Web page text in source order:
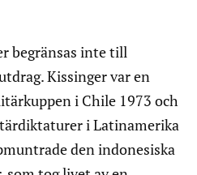
begränsas inte till
Kissinger var en
i Chile 1973 och
i Latinamerika
den indonesiska